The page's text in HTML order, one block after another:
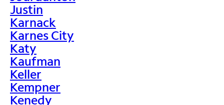
Justin
Karnack
Karnes City
Katy
Kaufman
Keller
Kempner
Kenedy